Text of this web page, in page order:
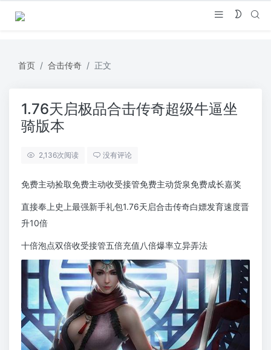
首页 合击传奇 正文
1.76天启极品合击传奇超级牛逼坐
骑版本
2,136次阅读 没有评论
免费主动捡取免费主动收受接管免费主动货泉免费成长嘉奖
直接奉上史上最强新手礼包1.76天启合击传奇白嫖发育速度晋
升10倍
十倍泡点双倍收受接管五倍充值八倍爆率立异弄法